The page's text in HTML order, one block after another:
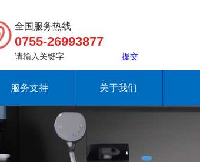
全国服务热线
0755-26993877
服务支持 关于我们